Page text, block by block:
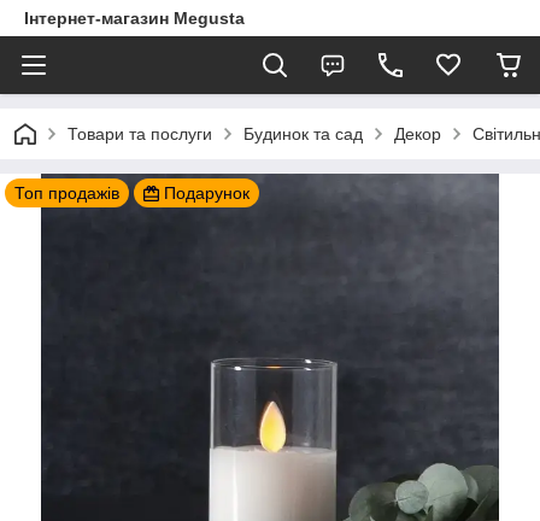
Інтернет-магазин Megusta
Товари та послуги Будинок та сад Декор
Топ продажів Подарунок